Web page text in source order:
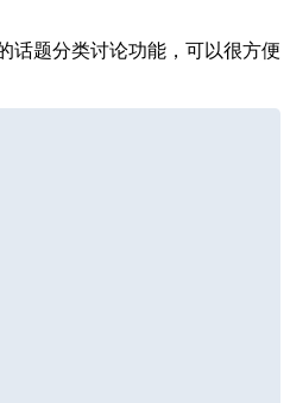
话题分类讨论功能，可以很方便